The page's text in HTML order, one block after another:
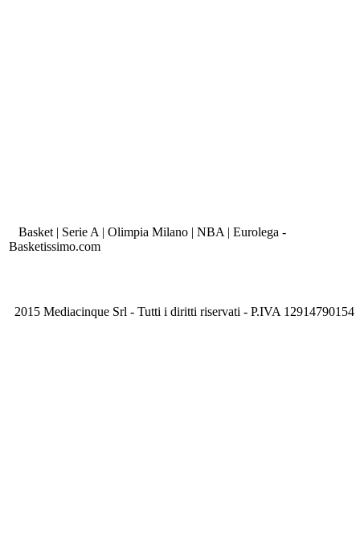
Basket | Serie A | Olimpia Milano | NBA | Eurolega -
Basketissimo.com
2015 Mediacinque Srl - Tutti i diritti riservati - P.IVA 12914790154